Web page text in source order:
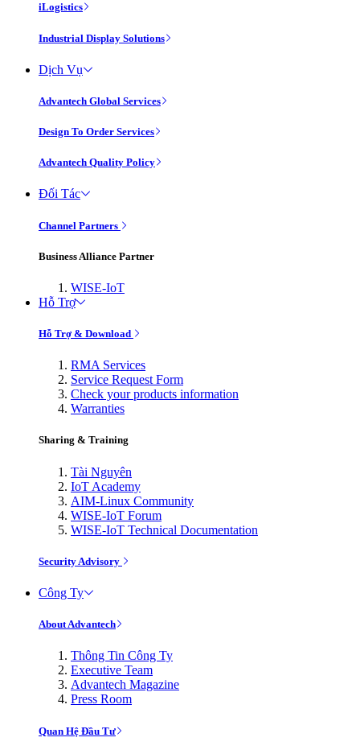
iLogistics
Industrial Display Solutions
Dịch Vụ
Advantech Global Services
Design To Order Services
Advantech Quality Policy
Đối Tác
Channel Partners
Business Alliance Partner
WISE-IoT
Hỗ Trợ
Hỗ Trợ & Download
RMA Services
Service Request Form
Check your products information
Warranties
Sharing & Training
Tài Nguyên
IoT Academy
AIM-Linux Community
WISE-IoT Forum
WISE-IoT Technical Documentation
Security Advisory
Công Ty
About Advantech
Thông Tin Công Ty
Executive Team
Advantech Magazine
Press Room
Quan Hệ Đầu Tư